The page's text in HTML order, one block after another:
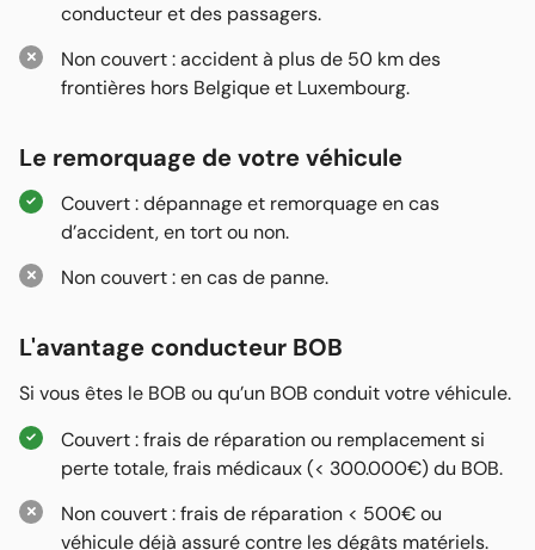
conducteur et des passagers.
Non couvert : accident à plus de 50 km des
frontières hors Belgique et Luxembourg.
Le remorquage de votre véhicule
Couvert : dépannage et remorquage en cas
d’accident, en tort ou non.
Non couvert : en cas de panne.
L'avantage conducteur BOB
Si vous êtes le BOB ou qu’un BOB conduit votre véhicule.
Couvert : frais de réparation ou remplacement si
perte totale, frais médicaux (< 300.000€) du BOB.
Non couvert : frais de réparation < 500€ ou
véhicule déjà assuré contre les dégâts matériels.